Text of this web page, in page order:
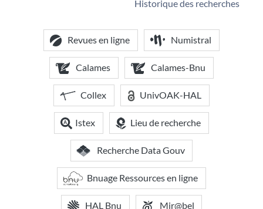
Historique des recherches
Revues en ligne Numistral
Calames Calames-Bnu
Collex UnivOAK-HAL
Istex Lieu de recherche
Recherche Data Gouv
Bnuage Ressources en ligne
HAL Bnu Mir@bel